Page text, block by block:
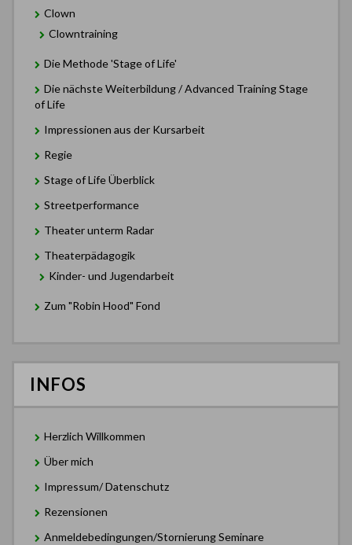
Clown
Clowntraining
Die Methode 'Stage of Life'
Die nächste Weiterbildung / Advanced Training Stage
of Life
Impressionen aus der Kursarbeit
Regie
Stage of Life Überblick
Streetperformance
Theater unterm Radar
Theaterpädagogik
Kinder- und Jugendarbeit
Zum "Robin Hood" Fond
INFOS
Herzlich Willkommen
Über mich
Impressum/ Datenschutz
Rezensionen
Anmeldebedingungen/Stornierung Seminare